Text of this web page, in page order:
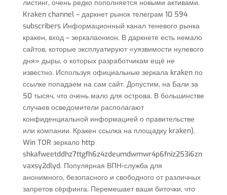
листинг, очень редко пополняется новыми активами.
Kraken channel – даркнет рынок телеграм 10 594
subscribers Информационный канал теневого рынка
кракен, вход – зеркалаонион. В даркнете есть немало
сайтов, которые эксплуатируют «уязвимости нулевого
дня» дыры, о которых разработчикам ещё не
известно. Используя официальные зеркала kraken по
ссылке попадаем на сам сайт. Допустим, на Бали за
50 тысяч, что очень мало для острова. В большинстве
случаев осведомители располагают
конфиденциальной информацией о правительстве
или компании. Кракен ссылка на площадку kraken).
Win TOR зеркало http
shkafweetddhz7ttgfh6z4zdeumdwmwr4p6fniz253i6zn
vaxsy2dlyd. Популярная ВПН-служба для
анонимного, безопасного и свободного от различных
запретов сёрфинга. Перемешает ваши биточки, что